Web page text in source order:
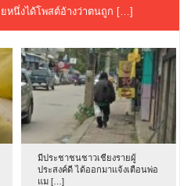
ยหนึ่งได้โพสต์อ้างว่าตนถูก […]
มีประชาชนชาวเชียงรายผู้
ประสงค์ดี ได้ออกมาแจ้งเตือนพ่อ
แม […]